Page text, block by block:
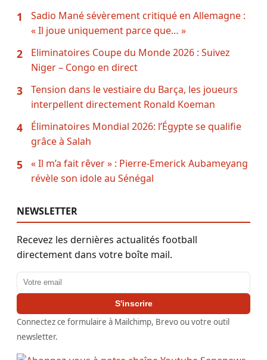
1
Sadio Mané sévèrement critiqué en Allemagne :
« Il joue uniquement parce que… »
2
Eliminatoires Coupe du Monde 2026 : Suivez
Niger – Congo en direct
3
Tension dans le vestiaire du Barça, les joueurs
interpellent directement Ronald Koeman
4
Éliminatoires Mondial 2026: l’Égypte se qualifie
grâce à Salah
5
« Il m’a fait rêver » : Pierre-Emerick Aubameyang
révèle son idole au Sénégal
NEWSLETTER
Recevez les dernières actualités football
directement dans votre boîte mail.
Adresse email
S'inscrire
Connectez ce formulaire à Mailchimp, Brevo ou votre outil
newsletter.